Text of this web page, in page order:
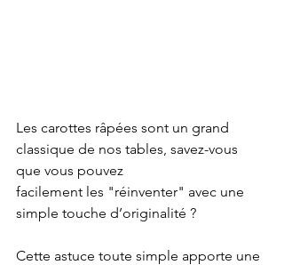
Les carottes râpées sont un grand
classique de nos tables, savez-vous
que vous pouvez
facilement les "réinventer" avec une
simple touche d’originalité ?
Cette astuce toute simple apporte une